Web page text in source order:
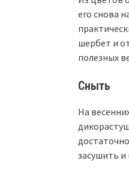
его снова
шербет и
полезных
Сныть
На
засушить